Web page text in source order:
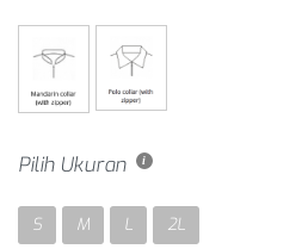
Pilih Ukuran
S M L 2L